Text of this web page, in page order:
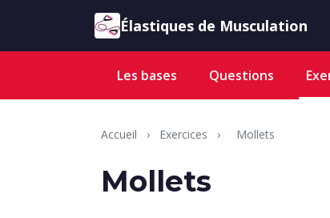
Aller au contenu Élastiques de Musculation
Les bases Questions
Accueil › Exercices › Mollets
Mollets